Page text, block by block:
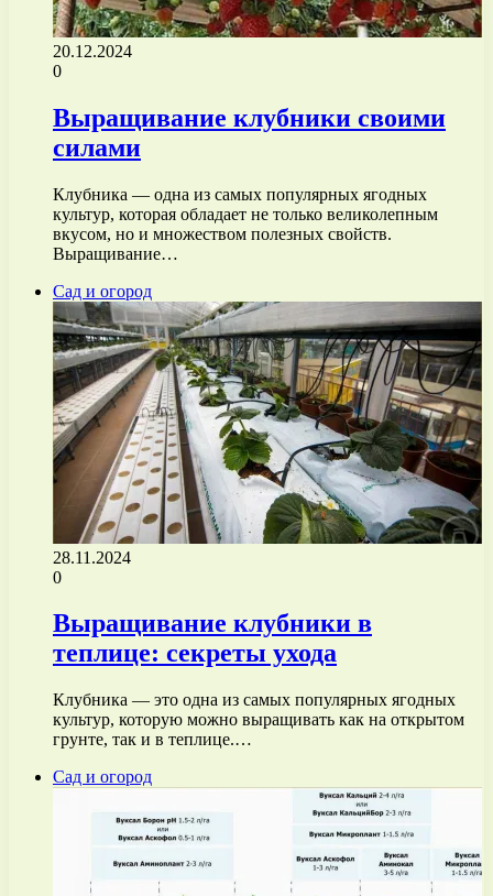
20.12.2024
0
Выращивание клубники своими
силами
Клубника — одна из самых популярных ягодных
культур, которая обладает не только великолепным
вкусом, но и множеством полезных свойств.
Выращивание…
Сад и огород
28.11.2024
0
Выращивание клубники в
теплице: секреты ухода
Клубника — это одна из самых популярных ягодных
культур, которую можно выращивать как на открытом
грунте, так и в теплице.…
Сад и огород